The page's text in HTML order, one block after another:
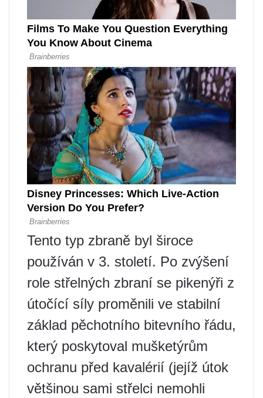
Tento typ zbraně byl široce
používán v 3. století. Po zvýšení
role střelných zbraní se pikenýři z
útočící síly proměnili ve stabilní
základ pěchotního bitevního řádu,
který poskytoval mušketýrům
ochranu před kavalérií (jejíž útok
většinou sami střelci nemohli